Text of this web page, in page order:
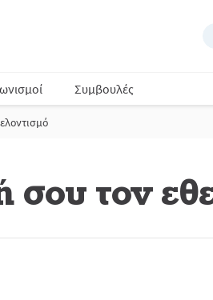
Συμβουλές
τον